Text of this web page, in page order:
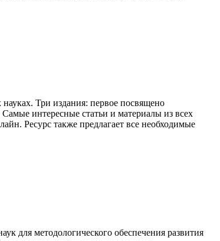
Три издания: первое посвящено
интересные статьи и материалы из всех
Ресурс также предлагает все необходимые
для методологического обеспечения развития